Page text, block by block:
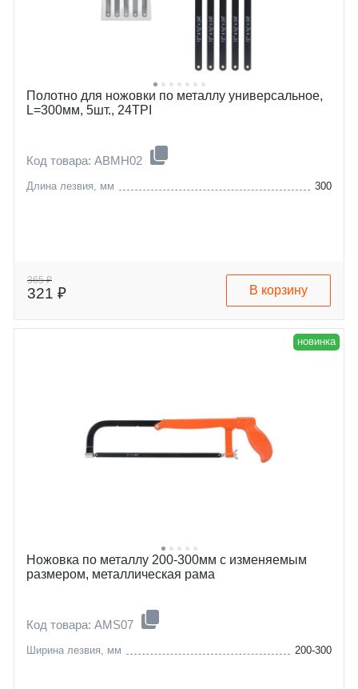
Полотно для ножовки по металлу универсальное,
L=300мм, 5шт., 24TPI
Код товара: ABMH02
Длина лезвия, мм 300
365 ₽
321 ₽ В корзину
новинка
Ножовка по металлу 200-300мм с изменяемым
размером, металлическая рама
Код товара: AMS07
Ширина лезвия, мм 200-300